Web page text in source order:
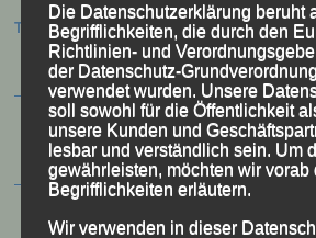
Termine:
Die Datenschutzerklärung beruht
Begrifflichkeiten, die durch den
Richtlinien- und
der Datenschutz-
verwendet wurden. Unsere
soll sowohl für die Öffentlichkeit
unsere Kunden und
lesbar und verständlich sein. Um
gewährleisten, möchten wir vorab
Begrifflichkeiten erläutern.
Wir verwenden in dieser